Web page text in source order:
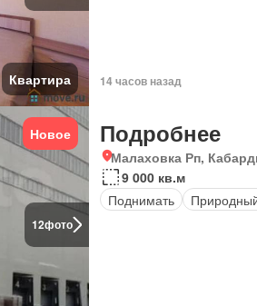
Квартира 14 часов назад
12фото
Новое Подробнее
Малаховка Рп,
9 000 кв.м
Поднимать